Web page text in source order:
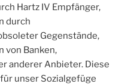
Hartz IV Empfänger,
durch
Gegenstände,
von Banken,
anderer Anbieter. Diese
unser Sozialgefüge